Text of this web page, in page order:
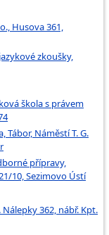
Husova 361,
zkoušky,
škola s právem
Tábor, Náměstí T. G.
přípravy,
10, Sezimovo Ústí
362, nábř. Kpt.